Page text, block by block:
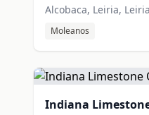
Alcobaca, Leiria,
Moleanos
Indiana